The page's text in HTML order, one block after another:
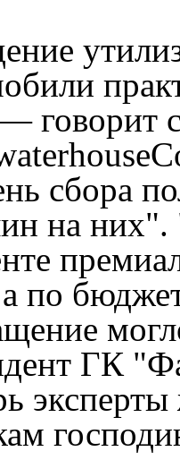
говорит
сбора
на них".
по
ГК